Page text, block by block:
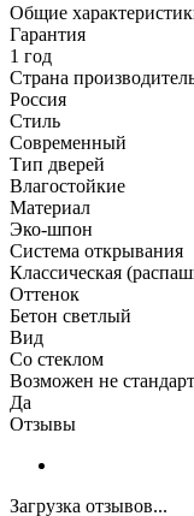
Общие
Гарантия
1 год
Страна
Россия
Стиль
Современный
Тип дверей
Влагостойкие
Материал
Эко-шпон
Система открывания
Классическая
Оттенок
Бетон светлый
Вид
Со стеклом
Возможен не стандарт
Да
Отзывы
Загрузка отзывов...